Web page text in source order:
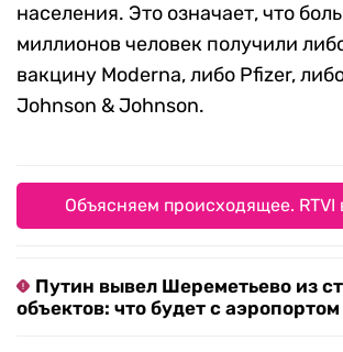
населения. Это означает, что
миллионов человек получили
вакцину Moderna, либо Pfizer,
Johnson & Johnson.
Объясняем происходящее. RTVI
Путин вывел Шереметьево из
объектов: что будет с аэропортом